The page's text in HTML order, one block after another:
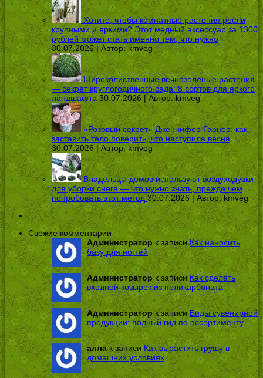
Хотите, чтобы комнатные растения росли
крупными и яркими? Этот медный аксессуар за 1300
рублей может стать именно тем, что нужно
30.07.2026 | Автор: kmveg
Широколиственные вечнозеленые растения
— секрет круглогодичного сада: 8 сортов для яркого
ландшафта 30.07.2026 | Автор:kmveg
«Розовый секрет» Дженнифер Гарнер: как
заставить тело поверить, что наступила весна
30.07.2026 | Автор:kmveg
Владельцы домов используют воздуходувки
для уборки снега — что нужно знать, прежде чем
попробовать этот метод 30.07.2026 | Автор:kmveg
Свежие комментарии
Администратор к записиКак наносить
базу для ногтей
Администраторк записи Как сделать
входной козырек из поликарбоната
Администраторк записи Виды сувенирной
продукции: полный гид по ассортименту
аллак записиКак вырастить грушу в
домашних условиях